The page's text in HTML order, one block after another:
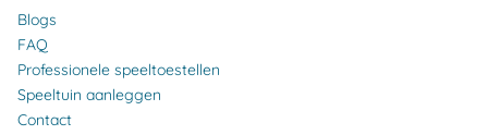
Blogs
FAQ
Professionele speeltoestellen
Speeltuin aanleggen
Contact